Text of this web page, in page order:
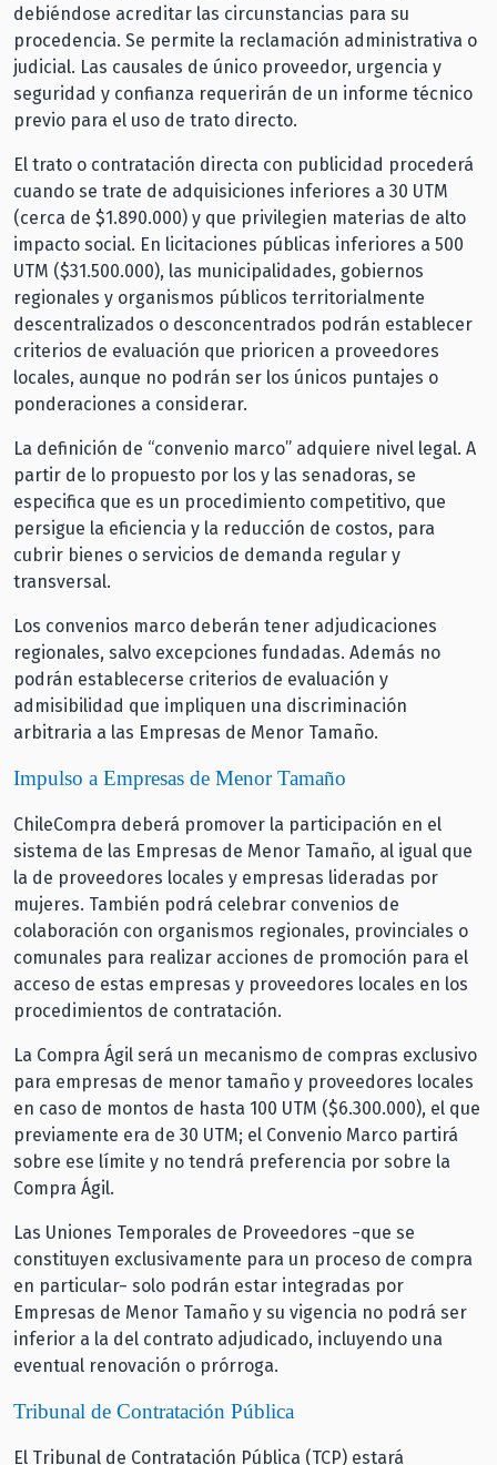
debiéndose acreditar las circunstancias para su
procedencia. Se permite la reclamación administrativa o
judicial. Las causales de único proveedor, urgencia y
seguridad y confianza requerirán de un informe técnico
previo para el uso de trato directo.
El trato o contratación directa con publicidad procederá
cuando se trate de adquisiciones inferiores a 30 UTM
(cerca de $1.890.000) y que privilegien materias de alto
impacto social. En licitaciones públicas inferiores a 500
UTM ($31.500.000), las municipalidades, gobiernos
regionales y organismos públicos territorialmente
descentralizados o desconcentrados podrán establecer
criterios de evaluación que prioricen a proveedores
locales, aunque no podrán ser los únicos puntajes o
ponderaciones a considerar.
La definición de “convenio marco” adquiere nivel legal. A
partir de lo propuesto por los y las senadoras, se
especifica que es un procedimiento competitivo, que
persigue la eficiencia y la reducción de costos, para
cubrir bienes o servicios de demanda regular y
transversal.
Los convenios marco deberán tener adjudicaciones
regionales, salvo excepciones fundadas. Además no
podrán establecerse criterios de evaluación y
admisibilidad que impliquen una discriminación
arbitraria a las Empresas de Menor Tamaño.
Impulso a Empresas de Menor Tamaño
ChileCompra deberá promover la participación en el
sistema de las Empresas de Menor Tamaño, al igual que
la de proveedores locales y empresas lideradas por
mujeres. También podrá celebrar convenios de
colaboración con organismos regionales, provinciales o
comunales para realizar acciones de promoción para el
acceso de estas empresas y proveedores locales en los
procedimientos de contratación.
La Compra Ágil será un mecanismo de compras exclusivo
para empresas de menor tamaño y proveedores locales
en caso de montos de hasta 100 UTM ($6.300.000), el que
previamente era de 30 UTM; el Convenio Marco partirá
sobre ese límite y no tendrá preferencia por sobre la
Compra Ágil.
Las Uniones Temporales de Proveedores −que se
constituyen exclusivamente para un proceso de compra
en particular− solo podrán estar integradas por
Empresas de Menor Tamaño y su vigencia no podrá ser
inferior a la del contrato adjudicado, incluyendo una
eventual renovación o prórroga.
Tribunal de Contratación Pública
El Tribunal de Contratación Pública (TCP) estará